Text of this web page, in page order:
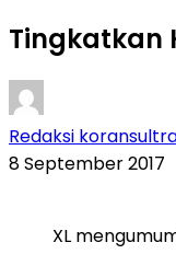
Tingkatkan
Redaksi
8 September 2017
XL